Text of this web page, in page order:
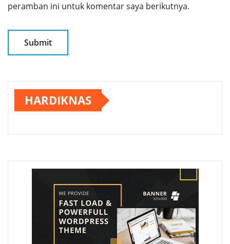
peramban ini untuk komentar saya berikutnya.
HARDIKNAS